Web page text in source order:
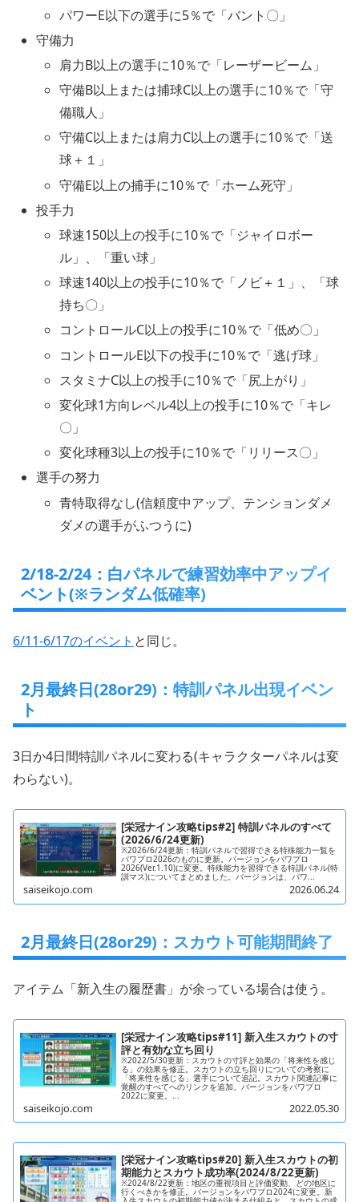
パワーE以下の選手に5％で「バント〇」
守備力
肩力B以上の選手に10％で「レーザービーム」
守備B以上または捕球C以上の選手に10％で「守
備職人」
守備C以上または肩力C以上の選手に10％で「送
球＋１」
守備E以上の捕手に10％で「ホーム死守」
投手力
球速150以上の投手に10％で「ジャイロボー
ル」、「重い球」
球速140以上の投手に10％で「ノビ＋１」、「球
持ち〇」
コントロールC以上の投手に10％で「低め〇」
コントロールE以下の投手に10％で「逃げ球」
スタミナC以上の投手に10％で「尻上がり」
変化球1方向レベル4以上の投手に10％で「キレ
〇」
変化球種3以上の投手に10％で「リリース〇」
選手の努力
青特取得なし(信頼度中アップ、テンションダメ
ダメの選手がふつうに)
2/18-2/24：白パネルで練習効率中アップイ
ベント(※ランダム低確率)
6/11-6/17のイベント と同じ。
2月最終日(28or29)：特訓パネル出現イベン
ト
3日か4日間特訓パネルに変わる(キャラクターパネルは変
わらない)。
[栄冠ナイン攻略tips#2] 特訓パネルのすべて
(2026/6/24更新)
※2026/6/24更新：特訓パネルで習得できる特殊能力一覧を
パワプロ2026のものに更新。バージョンをパワプロ
2026(Ver.1.10)に変更。特殊能力を習得できる特訓パネル(特
訓マス)についてまとめました。バージョンは、パワ...
saiseikojo.com 2026.06.24
2月最終日(28or29)：スカウト可能期間終了
アイテム「新入生の履歴書」が余っている場合は使う。
[栄冠ナイン攻略tips#11] 新入生スカウトの寸
評と有効な立ち回り
※2022/5/30更新：スカウトの寸評と効果の「将来性を感じ
る」の効果を修正。スカウトの立ち回りについての考察に
「将来性を感じる」選手について追記。スカウト関連記事に
覚醒のすべてへのリンクを追加。バージョンをパワプロ
2022に変更。...
saiseikojo.com 2022.05.30
[栄冠ナイン攻略tips#20] 新入生スカウトの初
期能力とスカウト成功率(2024/8/22更新)
※2024/8/22更新：地区の重視項目と評価変動、どの地区に
行くべきかを修正。バージョンをパワプロ2024に変更。新